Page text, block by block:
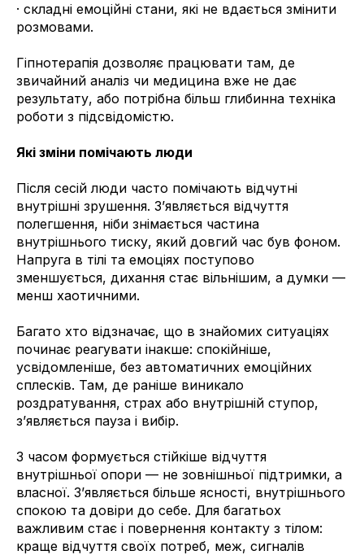
· складні емоційні стани, які не вдається змінити
розмовами.
Гіпнотерапія дозволяє працювати там, де
звичайний аналіз чи медицина вже не дає
результату, або потрібна більш глибинна техніка
роботи з підсвідомістю.
Які зміни помічають люди
Після сесій люди часто помічають відчутні
внутрішні зрушення. З’являється відчуття
полегшення, ніби знімається частина
внутрішнього тиску, який довгий час був фоном.
Напруга в тілі та емоціях поступово
зменшується, дихання стає вільнішим, а думки —
менш хаотичними.
Багато хто відзначає, що в знайомих ситуаціях
починає реагувати інакше: спокійніше,
усвідомленіше, без автоматичних емоційних
сплесків. Там, де раніше виникало
роздратування, страх або внутрішній ступор,
з’являється пауза і вибір.
З часом формується стійкіше відчуття
внутрішньої опори — не зовнішньої підтримки, а
власної. З’являється більше ясності, внутрішнього
спокою та довіри до себе. Для багатьох
важливим стає і повернення контакту з тілом:
краще відчуття своїх потреб, меж, сигналів